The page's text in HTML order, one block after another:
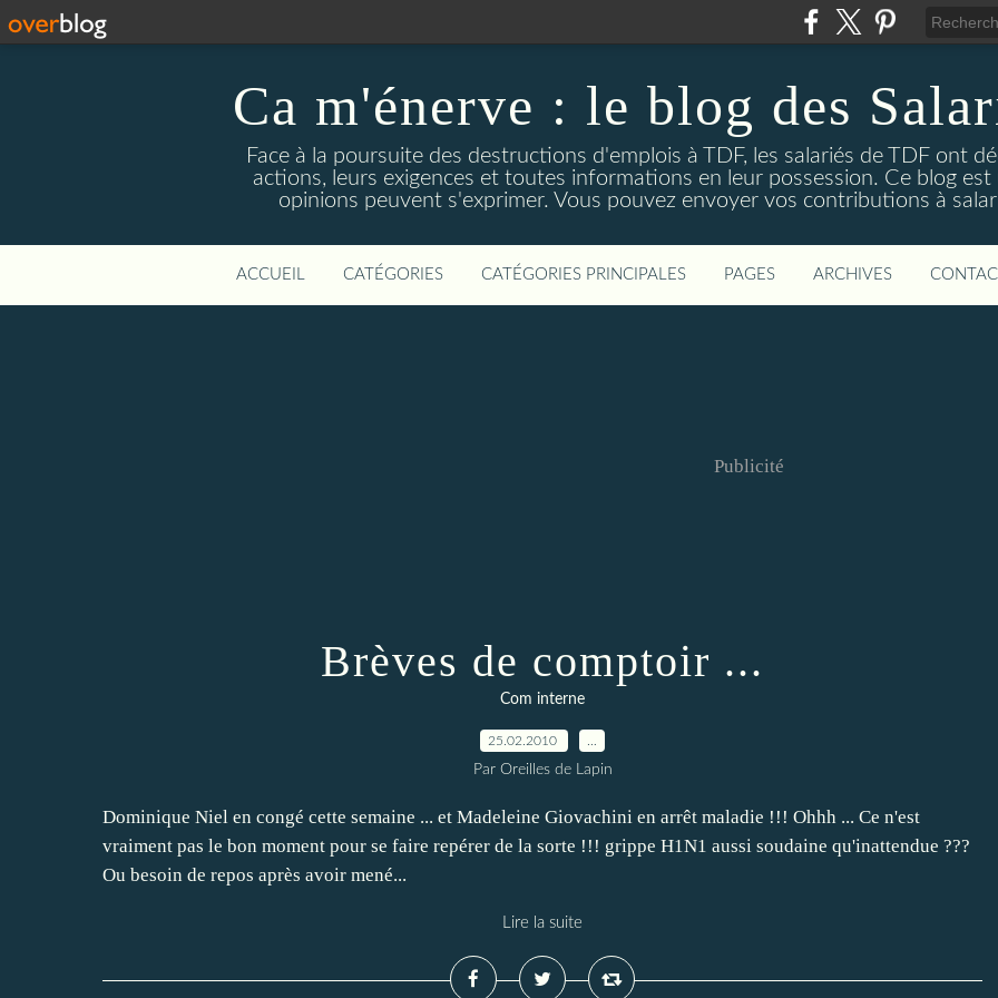
Ca m'énerve : le blog des
Face à la poursuite des destructions d'emplois à TDF, les salariés de TDF ont
actions, leurs exigences et toutes informations en leur possession. Ce blog
opinions peuvent s'exprimer. Vous pouvez envoyer vos contributions à
ACCUEIL CATÉGORIES CATÉGORIES PRINCIPALES PAGES ARCHIVES
Publicité
Brèves de comptoir ...
Com interne
25.02.2010
Par Oreilles de Lapin
Dominique Niel en congé cette semaine ... et Madeleine Giovachini en arrêt maladie !!! Ohhh ... Ce n'est
vraiment pas le bon moment pour se faire repérer de la sorte !!! grippe H1N1 aussi soudaine qu'inattendue ???
Ou besoin de repos après avoir mené...
Lire la suite